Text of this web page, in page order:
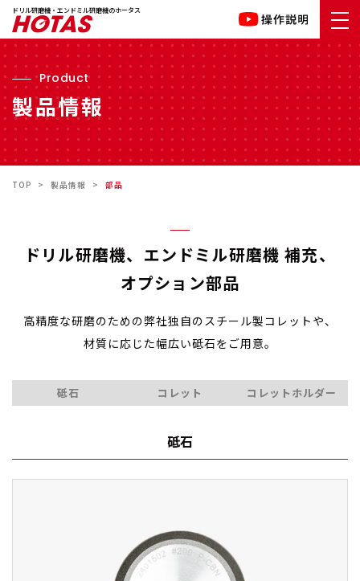
ドリル研磨機・エンドミル研磨機のホータス
鉄骨ドリル
その他
デモサービス
海外輸出仕入先様
国内代理店様
会社情報
TEL.06-6474-3908
Product
製品情報
TOP > 製品情報 > 部品
ドリル研磨機、 エンドミル研磨機 補充、
オプション部品
高精度な研磨のための弊社独自のスチール製コレットや、
材質に応じた幅広い砥石をご用意。
砥石 コレット コレットホルダー
砥石